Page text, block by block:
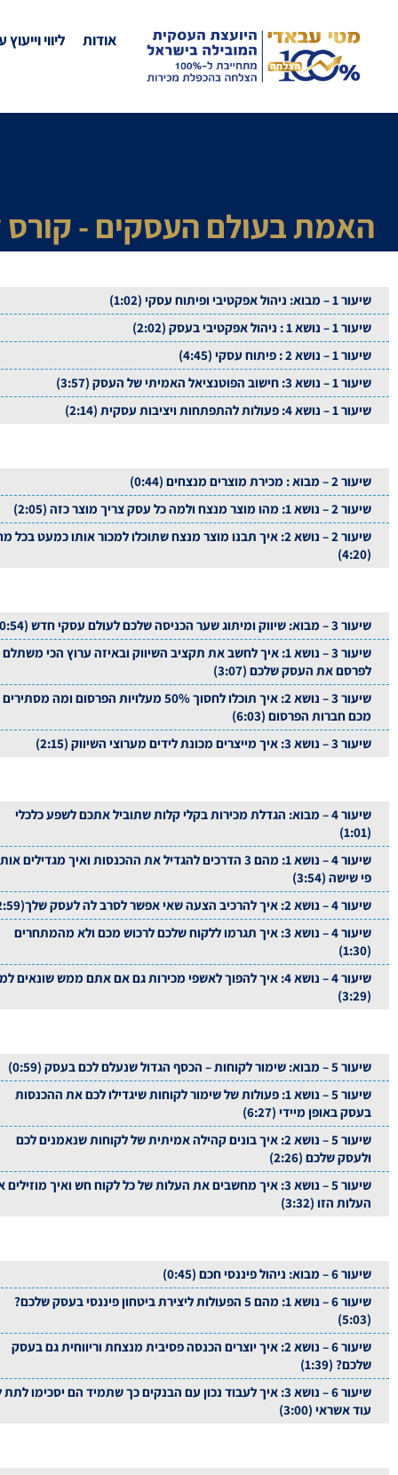
אודות ליווי
האמת בעולם העסקים - קורס
שיעור 1 – מבוא: ניהול אפקטיבי ופיתוח עסקי (1:02)
שיעור 1 – נושא 1 : ניהול אפקטיבי בעסק (2:02)
שיעור 1 – נושא 2 : פיתוח עסקי (4:45)
שיעור 1 – נושא 3: חישוב הפוטנציאל האמיתי של העסק (3:57)
שיעור 1 – נושא 4: פעולות להתפתחות ויציבות עסקית (2:14)
שיעור 2 – מבוא : מכירת מוצרים מנצחים (0:44)
שיעור 2 – נושא 1: מהו מוצר מנצח ולמה כל עסק צריך מוצר כזה (2:05)
שיעור 2 – נושא 2: איך תבנו מוצר מנצח שתוכלו למכור אותו כמעט בכל
(4:20)
שיעור 3 – מבוא: שיווק ומיתוג שער הכניסה שלכם לעולם עסקי חדש (0:54)
שיעור 3 – נושא 1: איך לחשב את תקציב השיווק ובאיזה ערוץ הכי משתלם
לפרסם את העסק שלכם (3:07)
שיעור 3 – נושא 2: איך תוכלו לחסוך 50% מעלויות הפרסום ומה מסתירים
מכם חברות הפרסום (6:03)
שיעור 3 – נושא 3: איך מייצרים מכונת לידים מערוצי השיווק (2:15)
שיעור 4 – מבוא: הגדלת מכירות בקלי קלות שתוביל אתכם לשפע כלכלי
(1:01)
שיעור 4 – נושא 1: מהם 3 הדרכים להגדיל את ההכנסות ואיך מגדילים
פי שישה (3:54)
שיעור 4 – נושא 2: איך להרכיב הצעה שאי אפשר לסרב לה לעסק שלך(2:59)
שיעור 4 – נושא 3: איך תגרמו ללקוח שלכם לרכוש מכם ולא מהמתחרים
(1:30)
שיעור 4 – נושא 4: איך להפוך לאשפי מכירות גם אם אתם ממש שונאים
(3:29)
שיעור 5 – מבוא: שימור לקוחות – הכסף הגדול שנעלם לכם בעסק (0:59)
שיעור 5 – נושא 1: פעולות של שימור לקוחות שיגדילו לכם את ההכנסות
בעסק באופן מיידי (6:27)
שיעור 5 – נושא 2: איך בונים קהילה אמיתית של לקוחות שנאמנים לכם
ולעסק שלכם (2:26)
שיעור 5 – נושא 3: איך מחשבים את העלות של כל לקוח חש ואיך
העלות הזו (3:32)
שיעור 6 – מבוא: ניהול פיננסי חכם (0:45)
שיעור 6 – נושא 1: מהם 5 הפעולות ליצירת ביטחון פיננסי בעסק שלכם?
(5:03)
שיעור 6 – נושא 2: איך יוצרים הכנסה פסיבית מנצחת וריווחית גם בעסק
שלכם? (1:39)
שיעור 6 – נושא 3: איך לעבוד נכון עם הבנקים כך שתמיד הם יסכימו
עוד אשראי (3:00)